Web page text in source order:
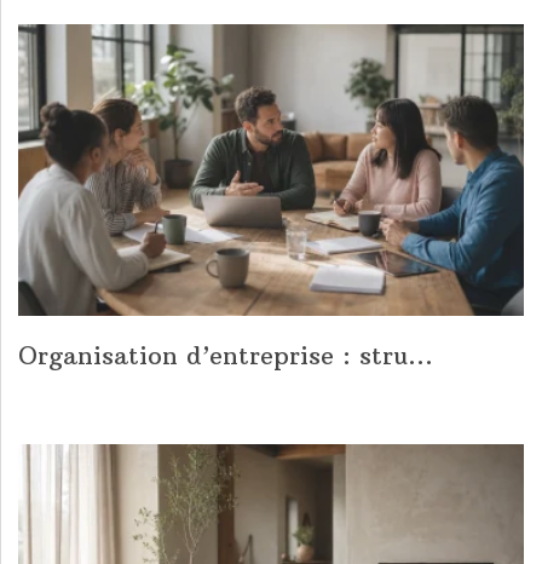
Organisation d’entreprise : stru...